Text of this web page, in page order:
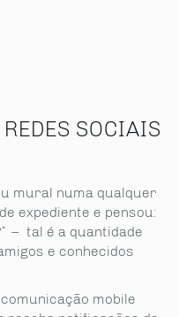
SOCIAIS
mural numa qualquer
expediente e pensou:
– tal é a quantidade
e conhecidos
mobile